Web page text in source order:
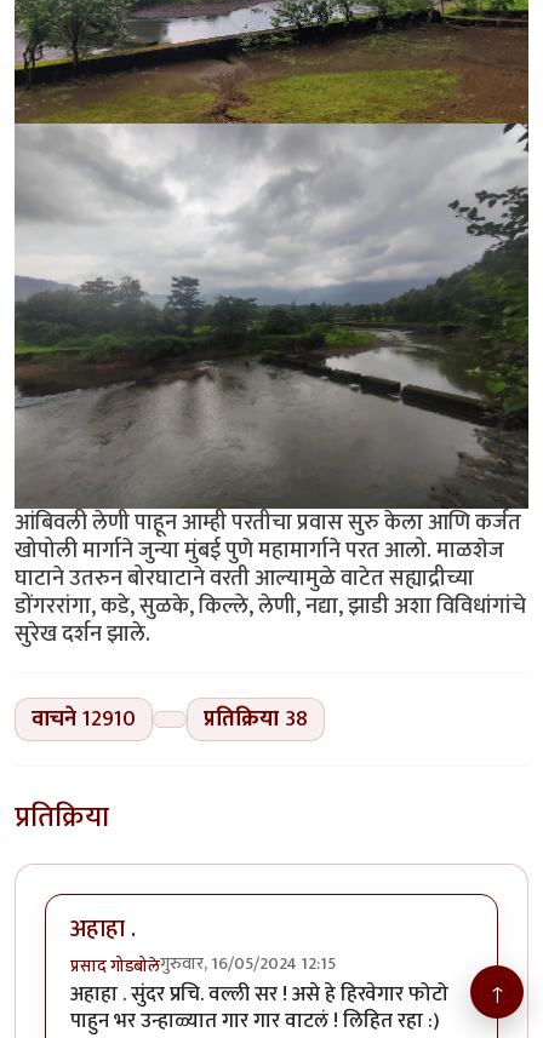
आंबिवली लेणी पाहून आम्ही परतीचा प्रवास सुरु केला आणि कर्जत
खोपोली मार्गाने जुन्या मुंबई पुणे महामार्गाने परत आलो. माळशेज
घाटाने उतरुन बोरघाटाने वरती आल्यामुळे वाटेत सह्याद्रीच्या
डोंगररांगा, कडे, सुळके, किल्ले, लेणी, नद्या, झाडी अशा विविधांगांचे
सुरेख दर्शन झाले.
वाचने12910 प्रतिक्रिया 38
प्रतिक्रिया
अहाहा .
प्रसाद गोडबोलेगुरुवार, 16/05/2024 12:15
अहाहा . सुंदर प्रचि. वल्ली सर ! असे हे हिरवेगार फोटो
पाहुन भर उन्हाळ्यात गार गार वाटलं ! लिहित रहा :)
↑